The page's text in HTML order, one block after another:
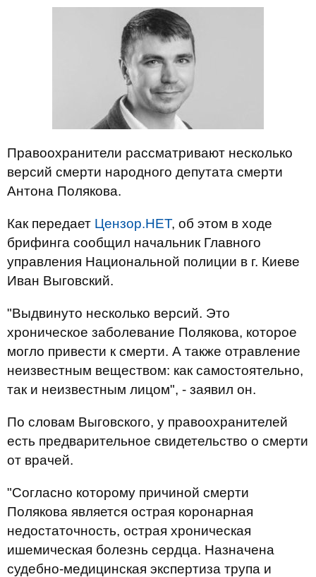
Правоохранители рассматривают несколько
версий смерти народного депутата смерти
Антона Полякова.
Как передает Цензор.НЕТ, об этом в ходе
брифинга сообщил начальник Главного
управления Национальной полиции в г. Киеве
Иван Выговский.
"Выдвинуто несколько версий. Это
хроническое заболевание Полякова, которое
могло привести к смерти. А также отравление
неизвестным веществом: как самостоятельно,
так и неизвестным лицом", - заявил он.
По словам Выговского, у правоохранителей
есть предварительное свидетельство о смерти
от врачей.
"Согласно которому причиной смерти
Полякова является острая коронарная
недостаточность, острая хроническая
ишемическая болезнь сердца. Назначена
судебно-медицинская экспертиза трупа и